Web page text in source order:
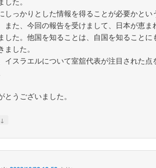
しっかりとした情報を得ることが必要かと
た、今回の報告を受けまして、日本が恵ま
した。他国を知ることは、自国を知ること
ました。
イスラエルについて室舘代表が注目された
とうございました。
↓